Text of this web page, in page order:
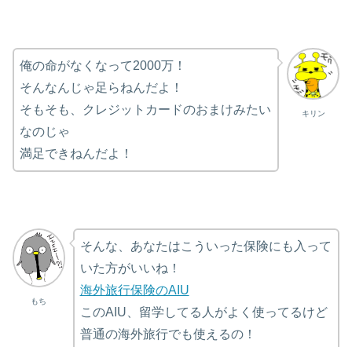
キリン
俺の命がなくなって2000万！
そんなんじゃ足らねんだよ！
そもそも、クレジットカードのおまけみたい
なのじゃ
満足できねんだよ！
もち
そんな、あなたはこういった保険にも入って
いた方がいいね！
海外旅行保険のAIU
このAIU、留学してる人がよく使ってるけど
普通の海外旅行でも使えるの！